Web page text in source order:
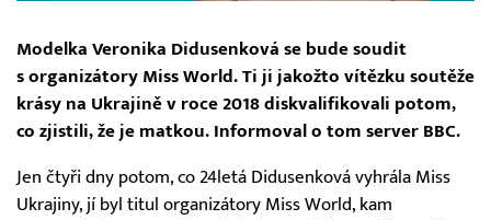
Modelka Veronika Didusenková se bude soudit
s organizátory Miss World. Ti ji jakožto vítězku soutěže
krásy na Ukrajině v roce 2018 diskvalifikovali potom,
co zjistili, že je matkou. Informoval o tom server BBC.
Jen čtyři dny potom, co 24letá Didusenková vyhrála Miss
Ukrajiny, jí byl titul organizátory Miss World, kam